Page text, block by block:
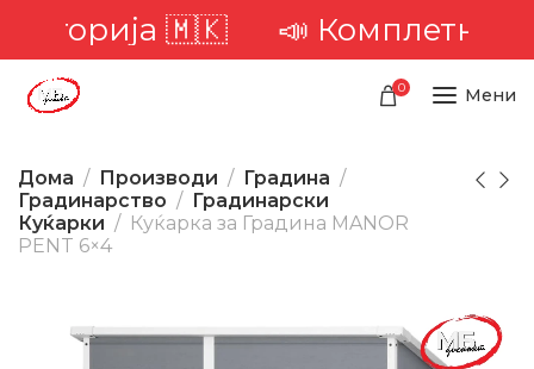
🇲🇰📣 Комплетна
0 Мени
Дома Производи
Градина
Градинарство
Градинарски
Куќарки
Куќарка за Градина MANOR
PENT 6×4